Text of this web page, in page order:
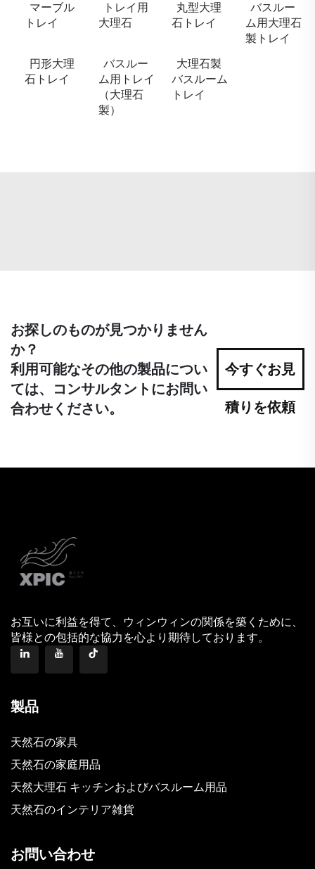
マーブル
トレイ
トレイ用
大理石
丸型大理
石トレイ
バスルー
ム用大理石
製トレイ
円形大理
石トレイ
バスルー
ム用トレイ
（大理石
製）
大理石製
バスルーム
トレイ
お探しのものが見つかりません
か？
利用可能なその他の製品につい
ては、コンサルタントにお問い
合わせください。
今すぐお見
積りを依頼
お互いに利益を得て、ウィンウィンの関係を築くために、
皆様との包括的な協力を心より期待しております。
製品
天然石の家具
天然石の家庭用品
天然大理石 キッチンおよびバスルーム用品
天然石のインテリア雑貨
お問い合わせ